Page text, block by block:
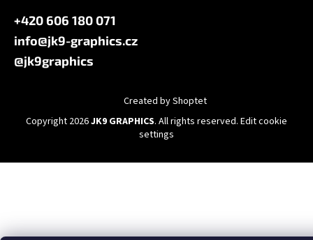
+420 606 180 071
info@jk9-graphics.cz
@jk9graphics
Created by Shoptet
Copyright 2026JK9 GRAPHICS. All rights reserved. Edit cookie
settings